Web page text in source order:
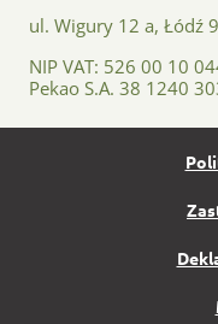
ul. Wigury 12 a, Łódź
NIP VAT: 526 00 10
Pekao S.A. 38 1240